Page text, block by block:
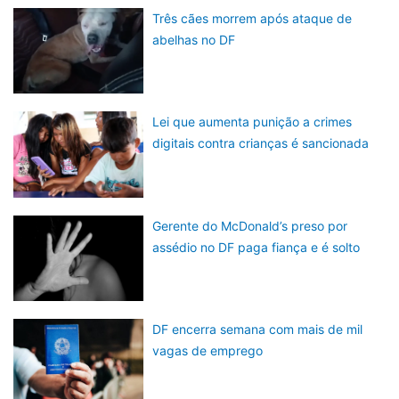
Três cães morrem após ataque de
abelhas no DF
Lei que aumenta punição a crimes
digitais contra crianças é sancionada
Gerente do McDonald’s preso por
assédio no DF paga fiança e é solto
DF encerra semana com mais de mil
vagas de emprego